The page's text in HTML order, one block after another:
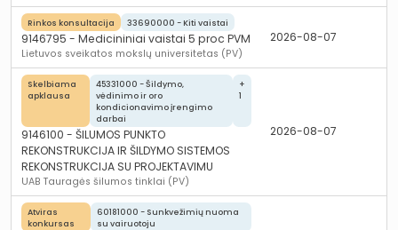
Rinkos konsultacija 33690000 - Kiti vaistai
9146795 - Medicininiai vaistai 5 proc PVM
Lietuvos sveikatos mokslų universitetas (PV)
2026-08-07
Skelbiama
apklausa
45331000 - Šildymo,
vėdinimo ir oro
kondicionavimo įrengimo
darbai
+
1
9146100 - ŠILUMOS PUNKTO
REKONSTRUKCIJA IR ŠILDYMO SISTEMOS
REKONSTRUKCIJA SU PROJEKTAVIMU
UAB Tauragės šilumos tinklai (PV)
2026-08-07
Atviras
konkursas
60181000 - Sunkvežimių nuoma
su vairuotoju